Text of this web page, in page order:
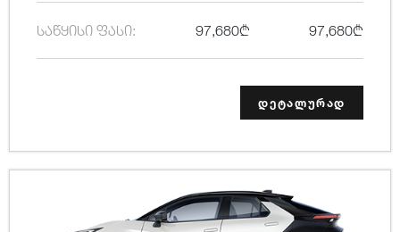
საწყისი ფასი: 97,680₾ 97,680₾
დეტალურად